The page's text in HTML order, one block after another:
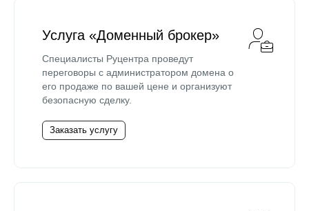
Услуга «Доменный брокер»
Специалисты Руцентра проведут
переговоры с администратором домена о
его продаже по вашей цене и организуют
безопасную сделку.
Заказать услугу